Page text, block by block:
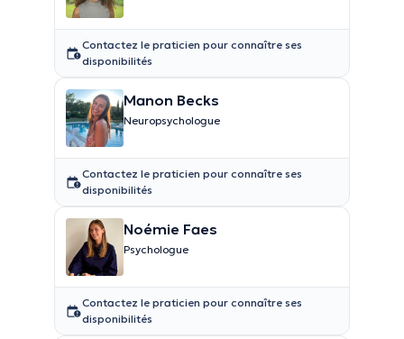
Contactez le praticien pour connaître ses
disponibilités
Manon Becks
Neuropsychologue
Contactez le praticien pour connaître ses
disponibilités
Noémie Faes
Psychologue
Contactez le praticien pour connaître ses
disponibilités